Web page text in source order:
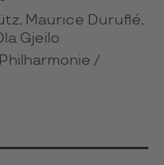
Maurice Duruflé,
Gjeilo
/